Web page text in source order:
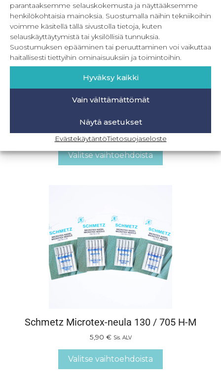
parantaaksemme selauskokemusta ja näyttääksemme
henkilökohtaisia mainoksia. Suostumalla näihin tekniikoihin
voimme käsitellä tällä sivustolla tietoja, kuten
selauskäyttäytymistä tai yksilöllisiä tunnuksia.
Suostumuksen epääminen tai peruuttaminen voi vaikuttaa
haitallisesti tiettyihin ominaisuuksiin ja toimintoihin.
Hyväksy kaikki
Vain välttämättömät
Näytä asetukset
EvästekäytäntöTietosuojaseloste
Schmetz Universal-neula 130 / 705 H kudotulle
kankaalle
5,90€ Sis. ALV
Valitse vaihtoehdoista
Schmetz Microtex-neula 130 / 705 H-M
5,90 € Sis. ALV
Valitse vaihtoehdoista